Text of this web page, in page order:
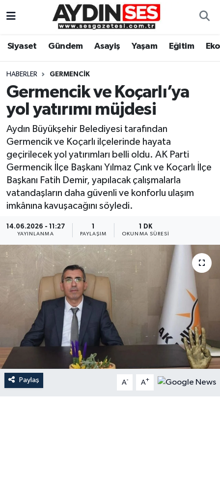
Siyaset Gündem Asayiş Yaşam Eğitim
HABERLER GERMENCIK
Germencik ve Koçarlı’ya
yol yatırımı müjdesi
Aydın Büyükşehir Belediyesi tarafından
Germencik ve Koçarlı ilçelerinde hayata
geçirilecek yol yatırımları belli oldu. AK Parti
Germencik İlçe Başkanı Yılmaz Çınk ve Koçarlı İlçe
Başkanı Fatih Demir, yapılacak çalışmalarla
vatandaşların daha güvenli ve konforlu ulaşım
imkânına kavuşacağını söyledi.
14.06.2026 - 11:27
YAYINLANMA PAYLAŞIM
1 DK
OKUNMA SÜRESI
Paylaş A- A+
Gündem
Siyaset
Ekonomi
Yaşam
Eğitim
Kültür Sanat
Aydın Hava Durumu
Aydin Namaz Vakitleri
Aydın Trafik Yoğunluk Haritası
Süper Lig Puan Durumu ve Fikstür
Tüm Manşetler
Son Dakika Haberleri
Haber Arşivi